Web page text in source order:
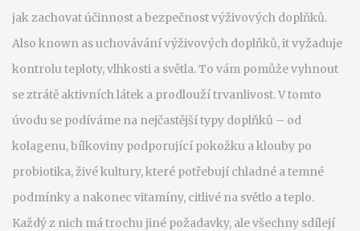
jak zachovat účinnost a bezpečnost výživových doplňků.
Also known asuchovávání výživových doplňků, itvyžaduje
kontrolu teploty, vlhkosti a světla.To vám pomůže vyhnout
se ztrátě aktivních látek a prodlouží trvanlivost. V tomto
úvodu se podíváme na nejčastější typy doplňků – od
kolagenu,bílkoviny podporující pokožku a klouby po
probiotika,živé kultury, které potřebují chladné a temné
podmínky a nakonec vitamíny, citlivé na světlo a teplo.
Každý z nich má trochu jiné požadavky, ale všechny sdílejí